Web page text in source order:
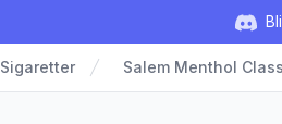
Sigaretter Salem Menthol